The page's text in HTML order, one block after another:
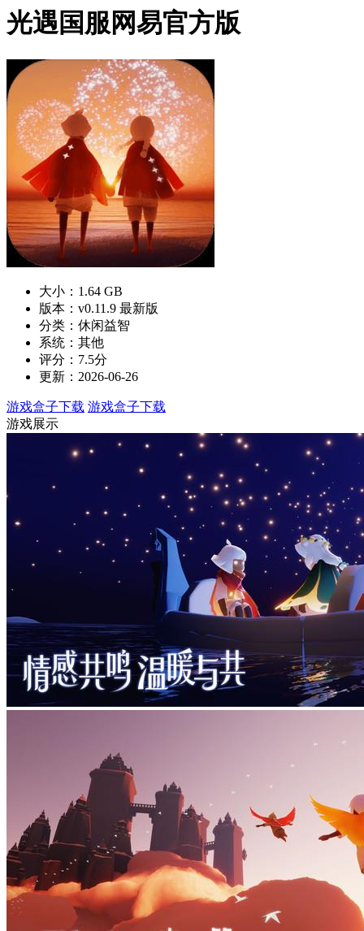
光遇国服网易官方版
大小：1.64 GB
版本：v0.11.9 最新版
分类：休闲益智
系统：其他
评分：7.5分
更新：2026-06-26
游戏盒子下载 游戏盒子下载
游戏展示